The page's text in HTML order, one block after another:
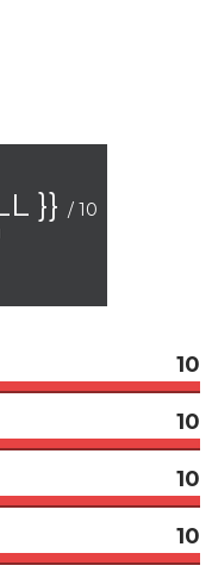
}} / 10
10
10
10
10